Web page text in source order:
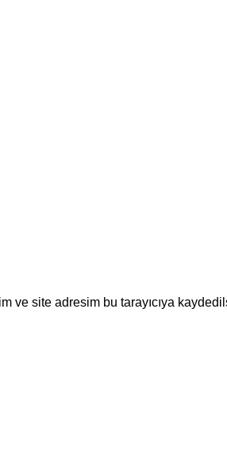
ve site adresim bu tarayıcıya